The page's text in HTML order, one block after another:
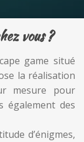
vous ?
game situé
la réalisation
mesure pour
également des
d’énigmes,